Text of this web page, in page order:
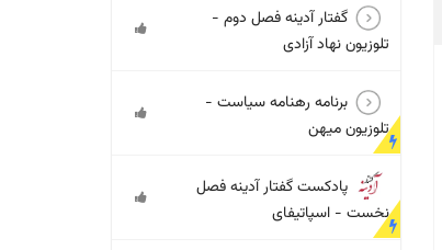
گفتار آدینه فصل دوم -
تلوزیون نهاد آزادی
برنامه رهنامه سیاست -
تلوزیون میهن
پادکست گفتار آدینه فصل
نخست - اسپاتیفای